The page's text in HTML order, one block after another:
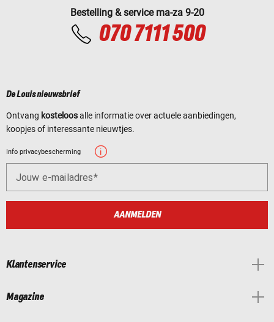
Bestelling & service ma-za 9-20
070 7111 500
De Louis nieuwsbrief
Ontvang kosteloosalle informatie over actuele aanbiedingen,
koopjes of interessante nieuwtjes.
Info privacybescherming
Jouw e-mailadres
AANMELDEN
Klantenservice
Magazine